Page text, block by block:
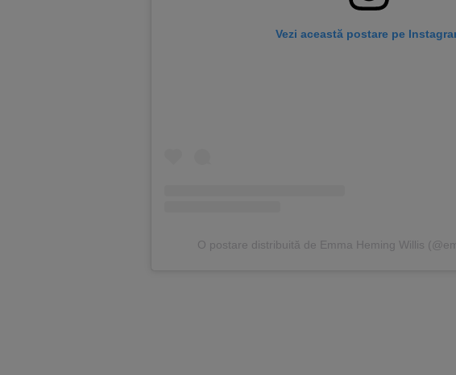
Vezi această postare pe
O postare distribuită de Emma Heming Willis